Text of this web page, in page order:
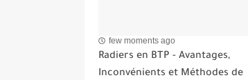
few moments ago
Radiers en BTP - Avantages,
Inconvénients et Méthodes de